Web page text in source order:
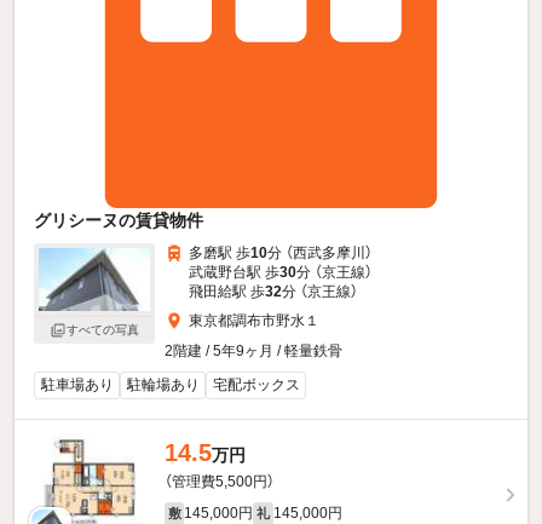
グリシーヌの賃貸物件
すべての写真
多磨駅 歩10分 （西武多摩川）
武蔵野台駅 歩30分 （京王線）
飛田給駅 歩32分 （京王線）
東京都調布市野水１
2階建 / 5年9ヶ月 / 軽量鉄骨
駐車場あり
駐輪場あり 宅配ボックス
14.5万円
（管理費5,500円）
敷 145,000円 礼 145,000円